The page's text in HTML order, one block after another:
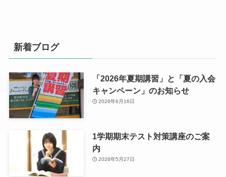
新着ブログ
「2026年夏期講習」と「夏の入会
キャンペーン」のお知らせ
2026年6月16日
1学期期末テスト対策講座のご案
内
2026年5月27日